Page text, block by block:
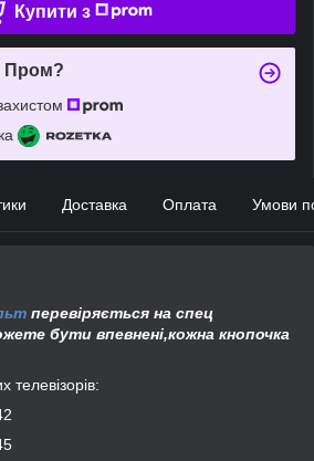
Купити з
Пром?
Доставка Оплата Умови
перевіряється на спец
бути впевнені,кожна кнопочка
телевізорів: